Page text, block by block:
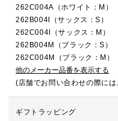
262C004A（ホワイト：M）
262B004I（サックス：S）
262C004I（サックス：M）
262B004M（ブラック：S）
262C004M（ブラック：M）
他のメーカー品番を表示する
(店舗でお問い合わせの際に
ギフトラッピング